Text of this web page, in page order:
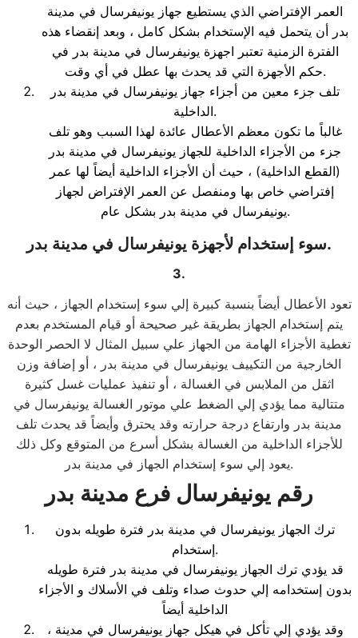
العمر الإفتراضي الذي يستطيع جهاز يونيفرسال في مدينة
بدر أن يتحمل فيه الإستخدام بشكل كامل ، وبعد إنقضاء هذه
الفترة الزمنية تعتبر اجهزة يونيفرسال في مدينة بدر في
حكم الأجهزة التي قد يحدث بها عطل في أي وقت.
تلف جزء معين من أجزاء جهاز يونيفرسال في مدينة بدر
الداخلية.
غالباً ما تكون معظم الأعطال عائدة لهذا السبب وهو تلف
جزء من الأجزاء الداخلية للجهاز يونيفرسال في مدينة بدر
(القطع الداخلية) ، حيث أن الأجزاء الداخلية أيضاً لها عمر
إفتراضي خاص بها ومنفصل عن العمر الإفتراض لجهاز
يونيفرسال في مدينة بدر بشكل عام.
سوء إستخدام لأجهزة يونيفرسال في مدينة بدر.
3.
تعود الأعطال أيضاً بنسبة كبيرة إلي سوء إستخدام الجهاز ، حيث أنه
يتم إستخدام الجهاز بطريقة غير صحيحة أو قيام المستخدم بعدم
تغطية الأجزاء الهامة من الجهاز علي سبيل المثال لا الحصر الوحدة
الخارجية من التكييف يونيفرسال في مدينة بدر ، أو إضافة وزن
اثقل من الملابس في الغسالة ، أو تنفيذ عمليات غسل كثيرة
متتالية مما يؤدي إلي الضغط علي موتور الغسالة يونيفرسال في
مدينة بدر وارتفاع درجة حرارته وقد يحترق وأيضاً قد يحدث تلف
للأجزاء الداخلية من الغسالة بشكل أسرع من المتوقع وكل ذلك
يعود إلي سوء إستخدام الجهاز في مدينة بدر.
رقم يونيفرسال فرع مدينة بدر
ترك الجهاز يونيفرسال في مدينة بدر فترة طويله بدون
إستخدام.
قد يؤدي ترك الجهاز يونيفرسال في مدينة بدر فترة طويله
بدون إستخدامه إلي حدوث صداء وتلف في الأسلاك و الأجزاء
الداخلية أيضاً
، وقد يؤدي إلي تأكل في هيكل جهاز يونيفرسال في مدينة